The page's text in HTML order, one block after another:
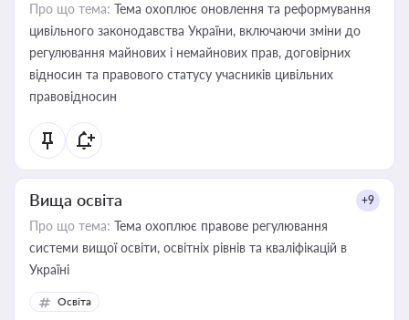
Про що тема: Тема охоплює оновлення та реформування
цивільного законодавства України, включаючи зміни до
регулювання майнових і немайнових прав, договірних
відносин та правового статусу учасників цивільних
правовідносин
Вища освіта +9
Про що тема: Тема охоплює правове регулювання
системи вищої освіти, освітніх рівнів та кваліфікацій в
Україні
Освіта